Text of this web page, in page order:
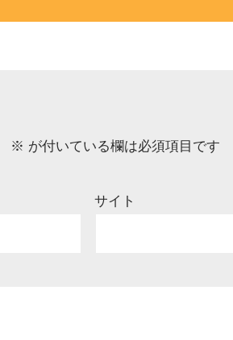
※ が付いている欄は必須項目です
サイト